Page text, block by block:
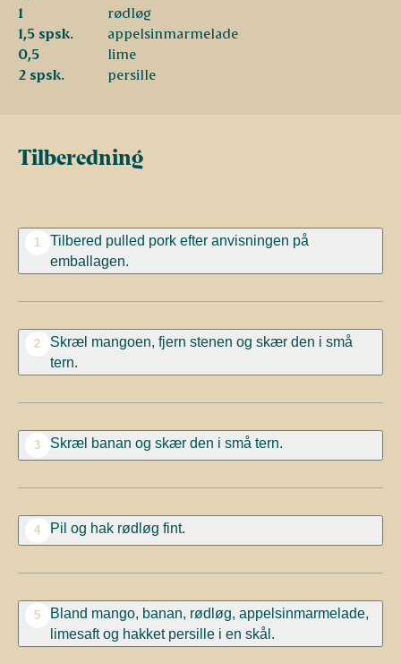
1
rødløg
1,5 spsk.
appelsinmarmelade
0,5
lime
2 spsk.
persille
Tilberedning
1 Tilbered pulled pork efter anvisningen på
emballagen.
2
Skræl mangoen, fjern stenen og skær den i små
tern.
3 Skræl banan og skær den i små tern.
4 Pil og hak rødløg fint.
5
Bland mango, banan, rødløg, appelsinmarmelade,
limesaft og hakket persille i en skål.